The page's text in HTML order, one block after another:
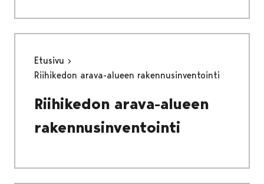
Etusivu
Riihikedon arava-alueen rakennusinventointi
Riihikedon arava-alueen
rakennusinventointi